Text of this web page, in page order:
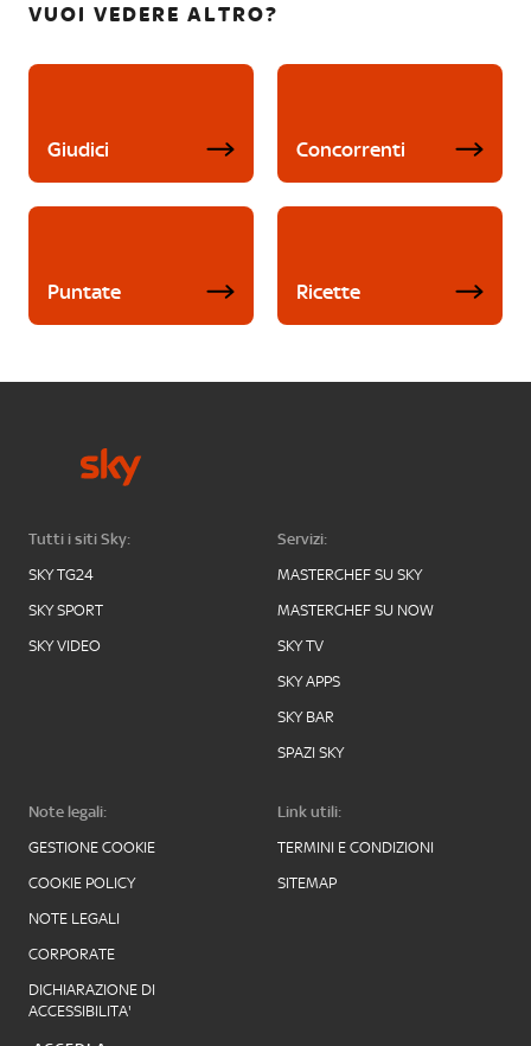
VUOI VEDERE ALTRO?
Giudici Concorrenti
Puntate Ricette
Tutti i siti Sky:
SKY TG24
SKY SPORT
SKY VIDEO
Servizi:
MASTERCHEF SU SKY
MASTERCHEF SU NOW
SKY TV
SKY APPS
SKY BAR
SPAZI SKY
Note legali:
GESTIONE COOKIE
COOKIE POLICY
NOTE LEGALI
CORPORATE
DICHIARAZIONE DI
ACCESSIBILITA'
Link utili:
TERMINI E CONDIZIONI
SITEMAP